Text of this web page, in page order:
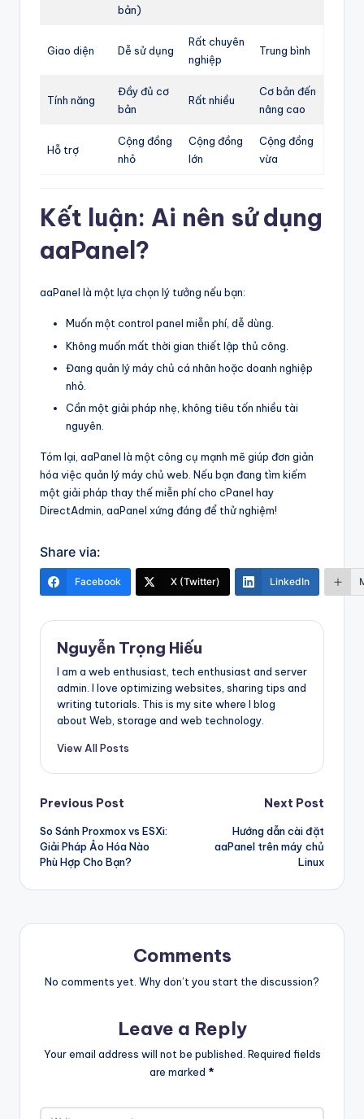
bản)
Giao diện Dễ sử dụng
Rất chuyên
nghiệp
Trung bình
Tính năng
Đầy đủ cơ
bản
Rất nhiều
Cơ bản đến
nâng cao
Hỗ trợ
Cộng đồng
nhỏ
Cộng đồng
lớn
Cộng đồng
vừa
Kết luận: Ai nên sử dụng
aaPanel?
aaPanel là một lựa chọn lý tưởng nếu bạn:
Muốn một control panel miễn phí, dễ dùng.
Không muốn mất thời gian thiết lập thủ công.
Đang quản lý máy chủ cá nhân hoặc doanh nghiệp
nhỏ.
Cần một giải pháp nhẹ, không tiêu tốn nhiều tài
nguyên.
Tóm lại, aaPanel là một công cụ mạnh mẽ giúp đơn giản
hóa việc quản lý máy chủ web. Nếu bạn đang tìm kiếm
một giải pháp thay thế miễn phí cho cPanel hay
DirectAdmin, aaPanel xứng đáng để thử nghiệm!
Share via:
Facebook X (Twitter) LinkedIn
Nguyễn Trọng Hiếu
I am a web enthusiast, tech enthusiast and server
admin. I love optimizing websites, sharing tips and
writing tutorials. This is my site where I blog
about Web, storage and web technology.
View All Posts
Post
navigation
Previous Post
So Sánh Proxmox vs ESXi:
Giải Pháp Ảo Hóa Nào
Phù Hợp Cho Bạn?
Next Post
Hướng dẫn cài đặt
aaPanel trên máy chủ
Linux
Comments
No comments yet. Why don’t you start the discussion?
Leave a Reply
Your email address will not be published. Required fields
are marked *